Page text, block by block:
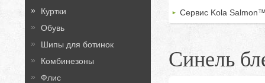
Куртки
Обувь
Шипы для ботинок
Комбинезоны
Флис
Сервис Kola
Синель